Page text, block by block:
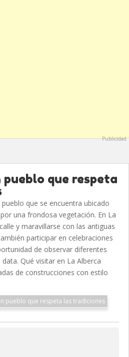
Publicidad
que respeta
que se encuentra ubicado
una frondosa vegetación. En La
y maravillarse con las antiguas
participar en celebraciones
de observar diferentes
Qué visitar en La Alberca
de construcciones con estilo
pueblo que respeta las tradiciones